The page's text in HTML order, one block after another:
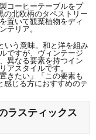
コーヒーテーブルをプ
の北欧柄のタペストリー
置いて観葉植物をディ
テリア。
いう意味。和と洋を組み
ですが、ヴィンテージ
異なる要素を持つイン
アスタイルです。
きたい」「この要素も
感じる方におすすめのテ
ラスティックス